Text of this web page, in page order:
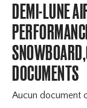
DEMI-LUNE
DOCUMENTS
Aucun document